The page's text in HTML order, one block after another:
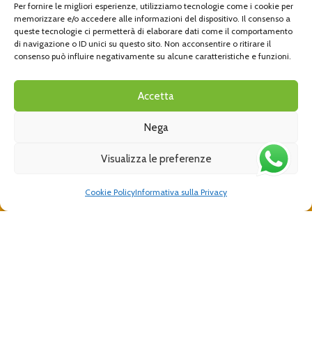
Per fornire le migliori esperienze, utilizziamo tecnologie come i cookie per
memorizzare e/o accedere alle informazioni del dispositivo. Il consenso a
queste tecnologie ci permetterà di elaborare dati come il comportamento
di navigazione o ID unici su questo sito. Non acconsentire o ritirare il
consenso può influire negativamente su alcune caratteristiche e funzioni.
Accetta
Nega
Visualizza le preferenze
Cookie PolicyInformativa sulla Privacy
P.IVA/CF 11457300017
Telefono